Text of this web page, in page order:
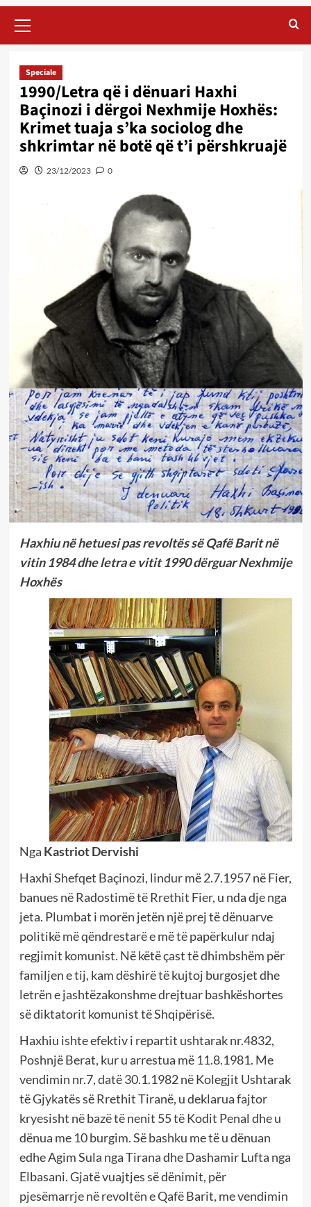
Menu
Speciale
1990/Letra që i dënuari Haxhi
Baçinozi i dërgoi Nexhmije Hoxhës:
Krimet tuaja s’ka sociolog dhe
shkrimtar në botë që t’i përshkruajë
23/12/2023 0
Haxhiu në hetuesi pas revoltës së Qafë Barit në
vitin 1984 dhe letra e vitit 1990 dërguar Nexhmije
Hoxhës
Nga Kastriot Dervishi
Haxhi Shefqet Baçinozi, lindur më 2.7.1957 në Fier,
banues në Radostimë të Rrethit Fier, u nda dje nga
jeta. Plumbat i morën jetën një prej të dënuarve
politikë më qëndrestarë e më të papërkulur ndaj
regjimit komunist. Në këtë çast të dhimbshëm për
familjen e tij, kam dëshirë të kujtoj burgosjet dhe
letrën e jashtëzakonshme drejtuar bashkëshortes
së diktatorit komunist të Shqipërisë.
Haxhiu ishte efektiv i repartit ushtarak nr.4832,
Poshnjë Berat, kur u arrestua më 11.8.1981. Me
vendimin nr.7, datë 30.1.1982 në Kolegjit Ushtarak
të Gjykatës së Rrethit Tiranë, u deklarua fajtor
kryesisht në bazë të nenit 55 të Kodit Penal dhe u
dënua me 10 burgim. Së bashku me të u dënuan
edhe Agim Sula nga Tirana dhe Dashamir Lufta nga
Elbasani. Gjatë vuajtjes së dënimit, për
pjesëmarrje në revoltën e Qafë Barit, me vendimin